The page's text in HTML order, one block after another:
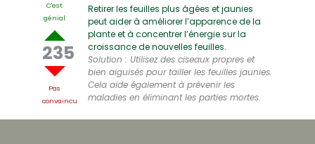
C'est
génial
235
Pas
convaincu
Retirer les feuilles plus âgées et jaunies
peut aider à améliorer l’apparence de la
plante et à concentrer l’énergie sur la
croissance de nouvelles feuilles.
Solution : Utilisez des ciseaux propres et
bien aiguisés pour tailler les feuilles jaunies.
Cela aide également à prévenir les
maladies en éliminant les parties mortes.